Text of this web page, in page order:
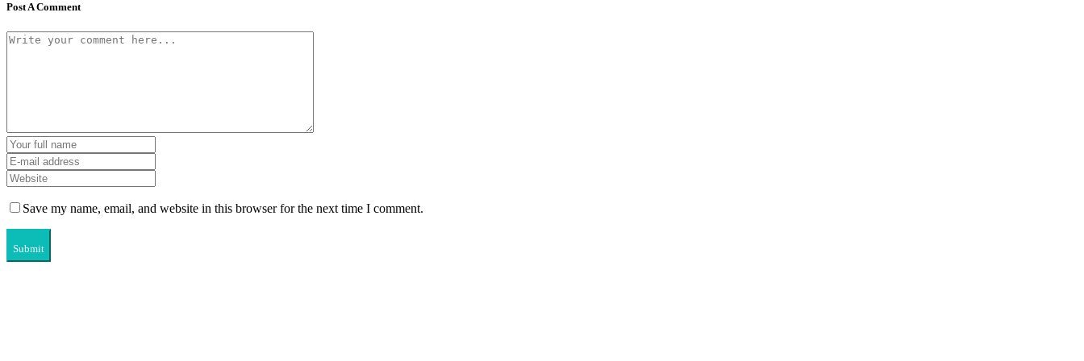
Post A Comment
Save my name, email, and website in this browser for the next time I comment.